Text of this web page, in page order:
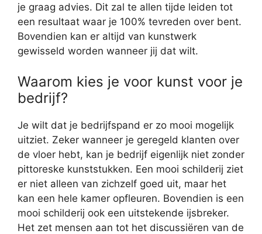
je graag advies. Dit zal te allen tijde leiden tot
een resultaat waar je 100% tevreden over bent.
Bovendien kan er altijd van kunstwerk
gewisseld worden wanneer jij dat wilt.
Waarom kies je voor kunst voor je
bedrijf?
Je wilt dat je bedrijfspand er zo mooi mogelijk
uitziet. Zeker wanneer je geregeld klanten over
de vloer hebt, kan je bedrijf eigenlijk niet zonder
pittoreske kunststukken. Een mooi schilderij ziet
er niet alleen van zichzelf goed uit, maar het
kan een hele kamer opfleuren. Bovendien is een
mooi schilderij ook een uitstekende ijsbreker.
Het zet mensen aan tot het discussiëren van de